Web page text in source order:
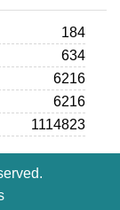
184
634
6216
6216
1114823